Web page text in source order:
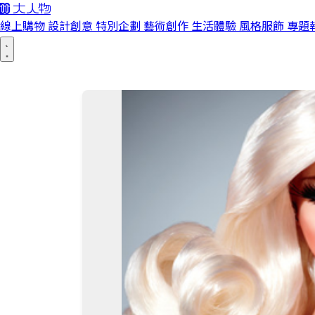
線上購物 設計創意 特別企劃 藝術創作 生活體驗 風格服飾 專題